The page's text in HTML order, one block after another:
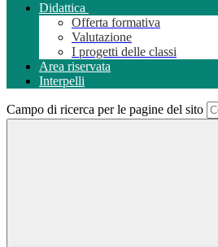
Didattica
Offerta formativa
Valutazione
I progetti delle classi
Area riservata
Interpelli
Campo di ricerca per le pagine del sito